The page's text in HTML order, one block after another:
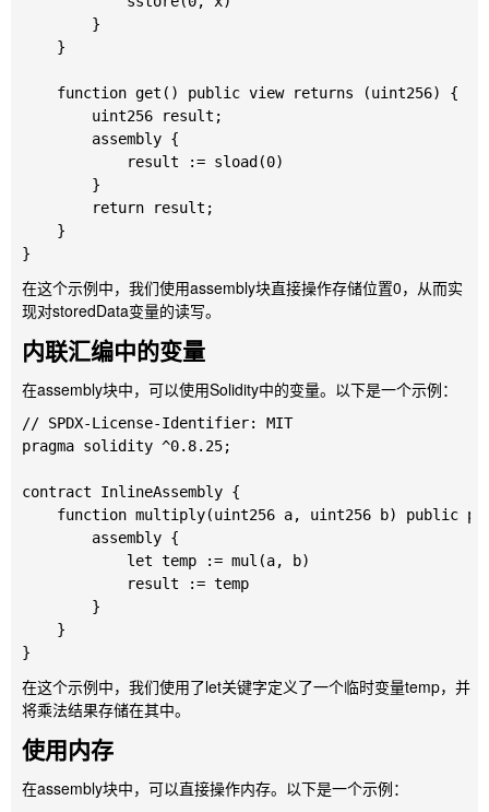
        }
    }
    function get() public view returns (uint256) {
        uint256 result;
        assembly {
            result := sload(0)
        }
        return result;
    }
在这个示例中，我们使用assembly块直接操作存储位置0，从而实
现对storedData变量的读写。
内联汇编中的变量
在assembly块中，可以使用Solidity中的变量。以下是一个示例：
// SPDX-License-Identifier: MIT
pragma solidity ^0.8.25;
contract InlineAssembly {
function multiply(uint256 a, uint256 b) public
        assembly {
            let temp := mul(a, b)
            result := temp
        }
    }
在这个示例中，我们使用了let关键字定义了一个临时变量temp，并
将乘法结果存储在其中。
使用内存
在assembly块中，可以直接操作内存。以下是一个示例：